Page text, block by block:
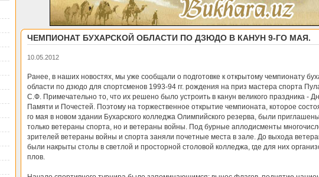
ЧЕМПИОНАТ БУХАРСКОЙ ОБЛАСТИ ПО ДЗЮДО В КАНУН 9-ГО МАЯ.
10.05.2012
Ранее, в наших новостях, мы уже сообщали о подготовке к открытому чемпионату
области по дзюдо для спортсменов 1993-94 гг. рождения на приз мастера спорта
С.Ф. Примечательно то, что их решено было устроить в канун великого праздника -
Памяти и Почестей. Поэтому на торжественное открытие чемпионата, которое
го мая в новом здании Бухарского колледжа Олимпийского резерва, были
только ветераны спорта, но и ветераны войны. Под бурные аплодисменты
зрителей ветераны войны и спорта заняли почетные места в зале. До выхода
были накрыты столы в светлой и просторной столовой колледжа, где для них
плов.